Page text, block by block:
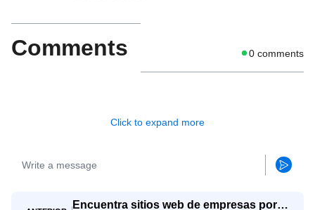
Comments 0 comments
Click to expand more
Encuentra sitios web de empresas por